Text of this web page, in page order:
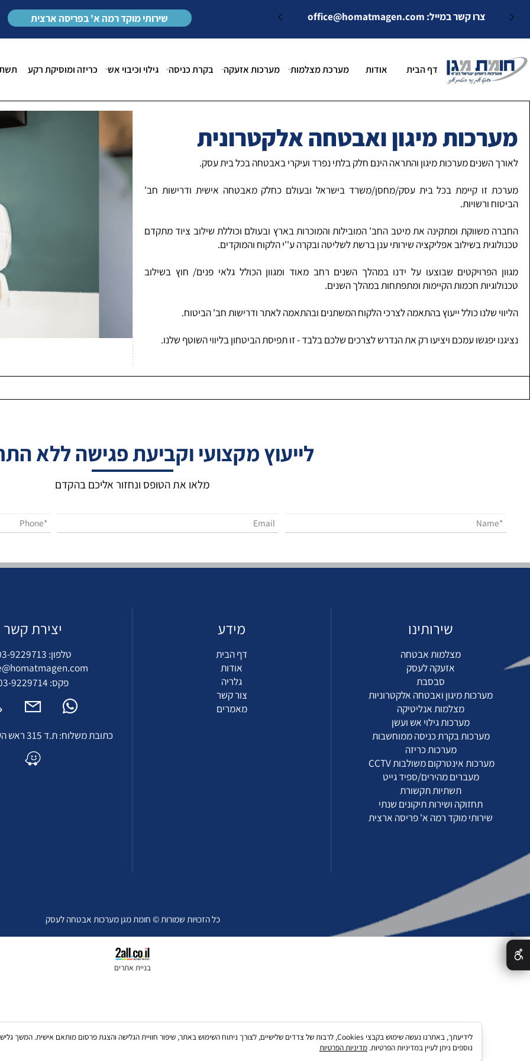
צרו קשר במייל:office@homatmagen.com צרו איתנו קשר במספר03-9229713
שירותי מוקד רמה א' בפריסה ארצית
דף הבית אודות מערכת מצלמות מערכות אזעקה בקרת כניסה גילוי וכיבוי אש כריזה ומוסיקת רקע
מיגון ואבטחה אלקטרונית
השנים מערכות מיגון והתראה הינם חלק בלתי נפרד ועיקרי באבטחה בכל בית עסק.
זו קיימת בכל בית עסק/מחסן/משרד בישראל ובעולם כחלק מאבטחה אישית ודרישות חב'
ורשויות.
משווקת ומתקינה את מיטב החב' המובילות והמוכרות בארץ ובעולם וכוללת שילוב ציוד מתקדם
בשילוב אפליקציה שירותי ענן ברשת לשליטה ובקרה ע''י הלקוח והמוקדים.
הפרויקטים שבוצעו על ידנו במהלך השנים רחב מאוד ומגוון הכולל גלאי פנים/ חוץ בשילוב
לייעוץ מקצועי וקביעת פגישה ללא
שירותינו
מצלמות אבטחה
אזעקה לעסק
סבסבת
מערכות מיגון ואבטחה אלקטרוניות
מצלמות אנליטיקה
מערכות גילוי אש ועשן
מערכות בקרת כניסה ממוחשבות
מערכות כריזה
מערכות אינטרקום משולבות CCTV
מעברים מהירים/ספיד גייט
תשתיות תקשורת
מידע
דף הבית
אודות
גלריה
יצירת קשר
טלפון:03-9229713
פקס: 03-9229714
כל הזכויות שמורות © חומת מגן מערכות אבטחה לעסק